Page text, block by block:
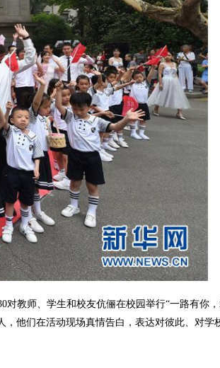
教师、学生和校友伉俪在校园举行“一路有你
，他们在活动现场真情告白，表达对彼此、对学